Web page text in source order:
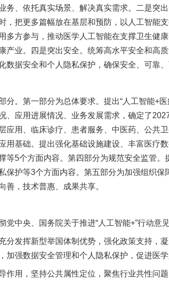
务、依托真实场景、解决真实需求。二是突
，把更多篇幅放在基层和预防，以人工智能
多方参与，推动医学人工智能在支撑卫生健
产业。四是突出安全。统筹高水平安全和高
数据安全和个人隐私保护，确保安全、可靠、
。第一部分为总体要求。提出“人工智能+医
、应用进展情况、业务发展需求，确定了
应用、临床诊疗、患者服务、中医药、公共
用基础。提出强化基础设施建设、丰富医疗
等5个方面内容。第四部分为规范安全监管
保护等3个方面内容。第五部分为加强组织
善，技术普惠、成果共享。
央、国务院关于推进“人工智能+”行动意
发挥新型举国体制优势，强化政策支持，
加强数据安全管理和个人隐私保护，促进医
用，坚持公共属性定位，聚焦行业共性问